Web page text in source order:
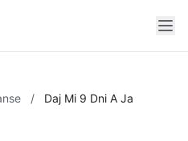
/
Daj Mi 9 Dni A Ja